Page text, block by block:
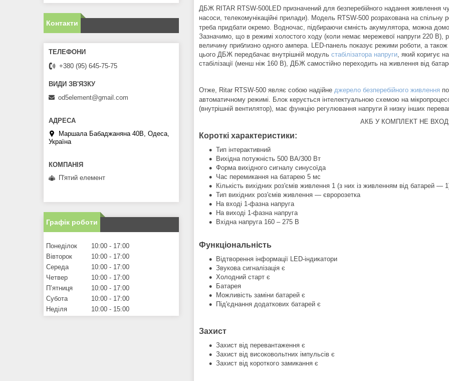
ДБЖ RITAR RTSW-500LED призначений для безперебійного надання живлення
насоси, телекомунікаційні прилади). Модель RTSW-500 розрахована на спільну
треба придбати окремо. Водночас, підбираючи ємність акумулятора, можна
Зазначимо, що в режимі холостого ходу (коли немає мережевої напруги 220 В),
величину приблизно одного ампера. LED-панель показує режими роботи, а також
цього ДБЖ передбачає внутрішній модуль стабілізатора напруги , який коригує
стабілізації (менш ніж 160 В), ДБЖ самостійно переходить на живлення від
Отже, Ritar RTSW-500 являє собою надійне джерело безперебійного живлення
автоматичному режимі. Блок керується інтелектуальною схемою на
(внутрішній вентилятор), має функцію регулювання напруги й низку інших
АКБ У КОМПЛЕКТ НЕ
Короткі характеристики:
Тип інтерактивний
Вихідна потужність 500 ВА/300 Вт
Форма вихідного сигналу синусоїда
Час перемикання на батарею 5 мс
Кількість вихідних роз'ємів живлення 1 (з них із живленням від батарей —
Тип вихідних роз'ємів живлення — євророзетка
На вході 1-фазна напруга
На виході 1-фазна напруга
Вхідна напруга 160 – 275 В
Функціональність
Відтворення інформації LED-індикатори
Звукова сигналізація є
Холодний старт є
Батарея
Можливість заміни батарей є
Під'єднання додаткових батарей є
Захист
Захист від перевантаження є
Захист від високовольтних імпульсів є
Захист від короткого замикання є
Контакти
+380 (95) 645-75-75
od5element@gmail.com
Маршала Бабаджаняна 40В, Одеса,
Україна
П'ятий елемент
Графік роботи
Понеділок 10:00
17:00
Вівторок
10:00
17:00
Середа
10:00
17:00
Четвер
10:00
17:00
Пʼятниця
10:00
17:00
Субота
10:00
17:00
Неділя
10:00 15:00